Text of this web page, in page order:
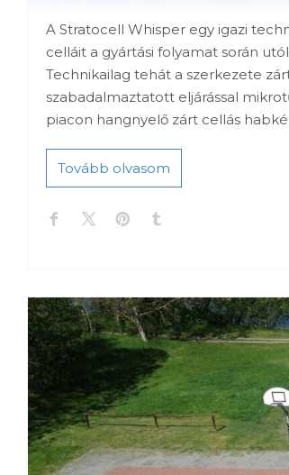
A Stratocell Whisper egy igazi
celláit a gyártási folyamat során
​Technikailag tehát a szerkezete
szabadalmaztatott eljárással
piacon hangnyelő zárt cellás
Tovább olvasom